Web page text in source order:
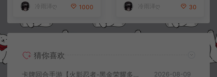
冷雨泽ღ 1000 冷雨泽ღ 30
猜你喜欢
卡牌回合手游【火影忍者-黑金荣耀多区跨服平台币内购版】8月最新整理Linux手工服务端+CDK授权后台+安卓+详细搭建教程+视频教程 2026-08-09